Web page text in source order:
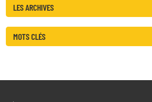
LES ARCHIVES
MOTS CLÉS